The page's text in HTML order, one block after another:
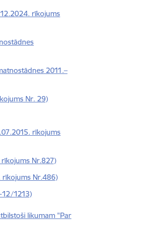
rīkojums
2011.–
Nr. 29)
rīkojums
Nr.827)
rīkojums Nr.486)
12/1213)
likumam "Par